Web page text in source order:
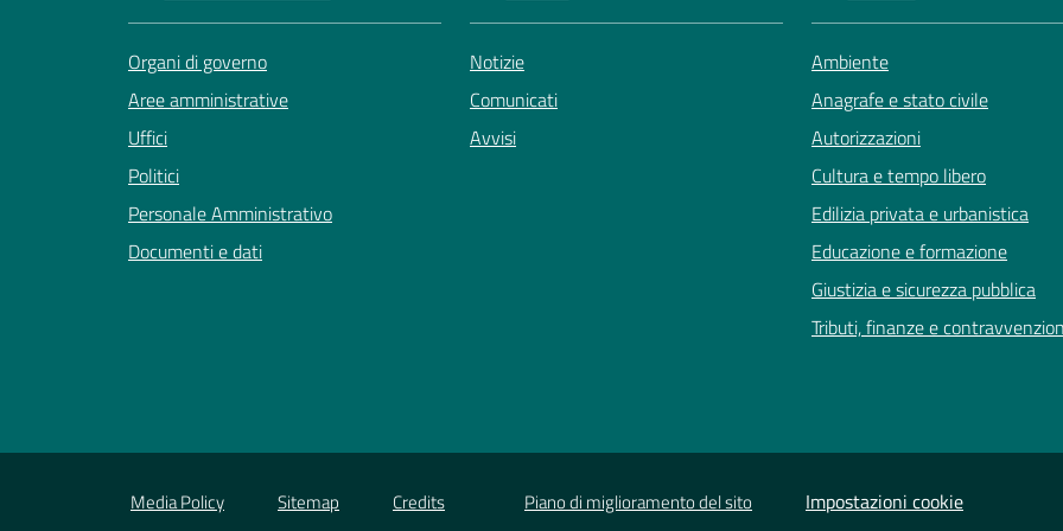
Organi di governo
Aree amministrative
Uffici
Politici
Personale Amministrativo
Documenti e dati
Notizie
Comunicati
Avvisi
Ambiente
Anagrafe e stato civile
Autorizzazioni
Cultura e tempo libero
Edilizia privata e urbanistica
Educazione e formazione
Giustizia e sicurezza pubblica
Tributi, finanze e
Media Policy Sitemap Credits Piano di miglioramento del sito Impostazioni cookie